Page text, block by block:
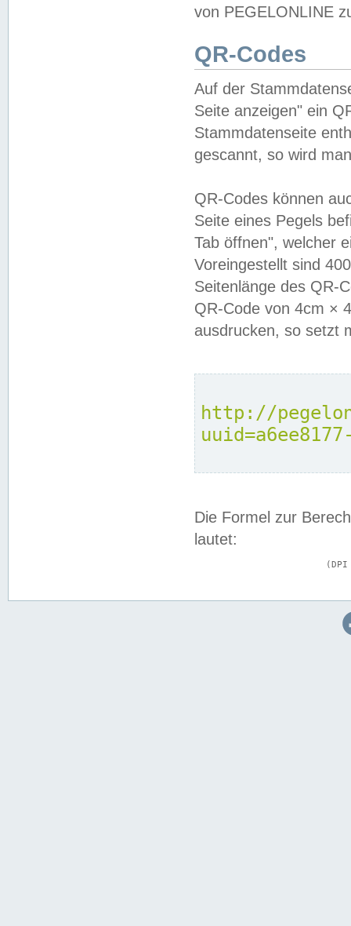
von PEGELONLINE
QR-Codes
Auf der
Seite anzeigen" ein
Stammdatenseite
gescannt, so wird
QR-Codes können
Seite eines Pegels
Tab öffnen", welcher
Voreingestellt sind
Seitenlänge des QR-
QR-Code von 4cm ×
ausdrucken, so setzt
http://
Die Formel zur
lautet: